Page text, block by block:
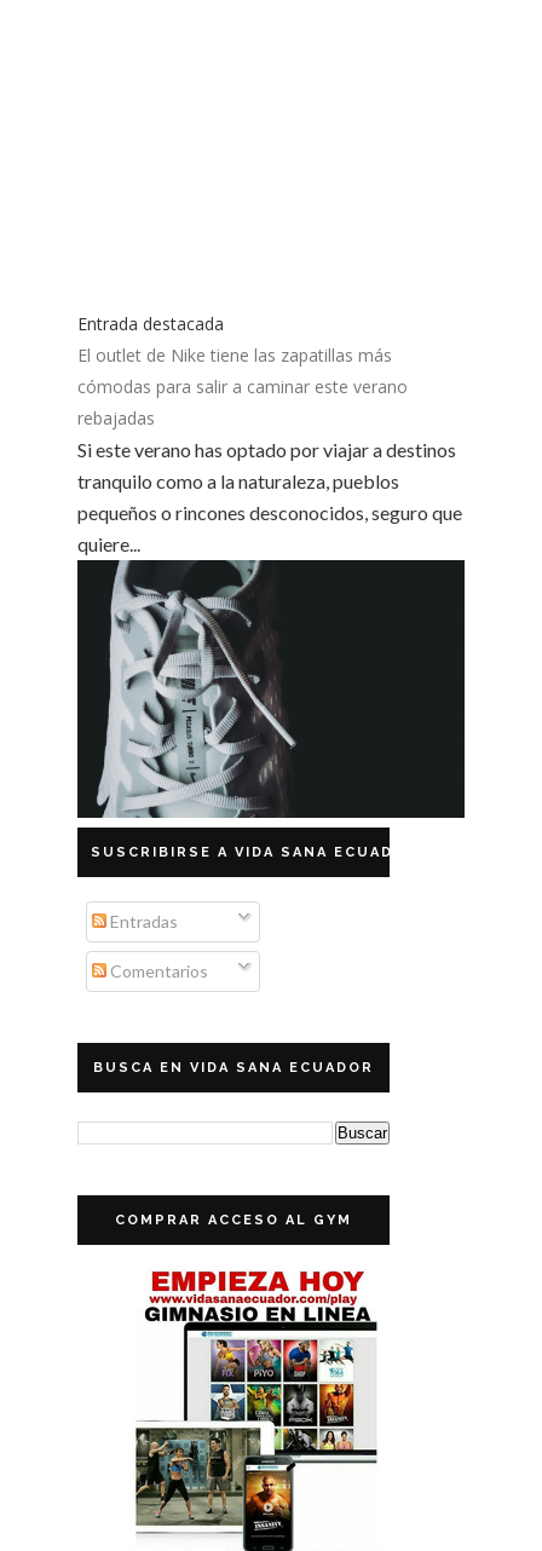
Entrada destacada
El outlet de Nike tiene las zapatillas más
cómodas para salir a caminar este verano
rebajadas
Si este verano has optado por viajar a destinos
tranquilo como a la naturaleza, pueblos
pequeños o rincones desconocidos, seguro que
quiere...
SUSCRIBIRSE A VIDA SANA ECUADOR
Entradas
Comentarios
BUSCA EN VIDA SANA ECUADOR
COMPRAR ACCESO AL GYM